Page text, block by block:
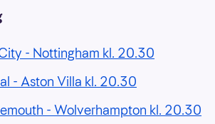
- Nottingham kl. 20.30
- Aston Villa kl. 20.30
- Wolverhampton kl. 20.30